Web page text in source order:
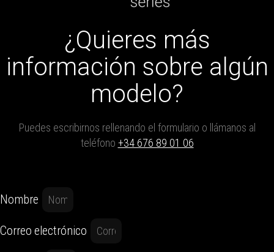
¿Quieres más
información sobre algún
modelo?
Puedes escribirnos rellenando el formulario o llámanos al
teléfono +34 676 89 01 06
Nombre
Correo electrónico